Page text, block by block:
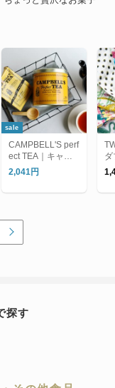
sale
CAMPBELL'S perf
ect TEA｜キャン
ベルズパーフェク
トティー/紅茶
2,041円
ダ
ス
探す